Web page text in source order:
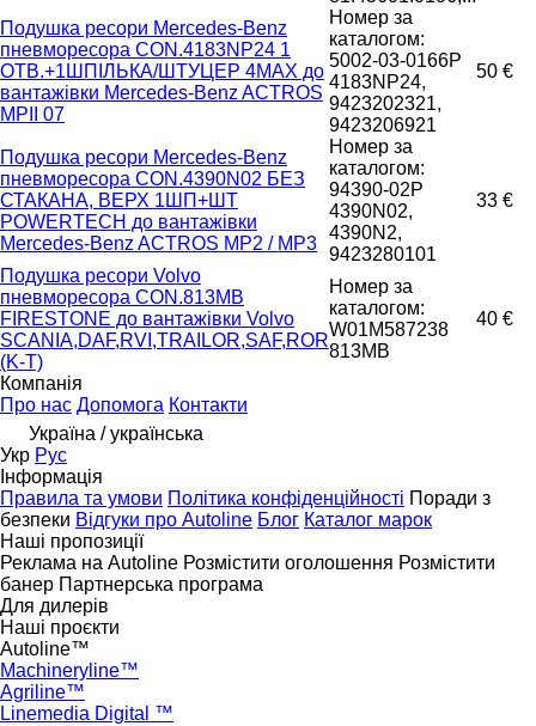
Подушка ресори Mercedes-Benz
пневморесора CON.4183NP24 1
ОТВ.+1ШПІЛЬКА/ШТУЦЕР 4MAX до
вантажівки Mercedes-Benz ACTROS
MPII 07
Номер за
каталогом:
5002-03-0166P
4183NP24,
9423202321,
9423206921
50 €
Подушка ресори Mercedes-Benz
пневморесора CON.4390N02 БЕЗ
СТАКАНА, ВЕРХ 1ШП+ШТ
POWERTECH до вантажівки
Mercedes-Benz ACTROS MP2 / MP3
Номер за
каталогом:
94390-02P
4390N02,
4390N2,
9423280101
33 €
Подушка ресори Volvo
пневморесора CON.813MB
FIRESTONE до вантажівки Volvo
SCANIA,DAF,RVI,TRAILOR,SAF,ROR
(K-T)
Номер за
каталогом:
W01M587238
813MB
40 €
Компанія
Про нас Допомога Контакти
Україна / українська
Укр Рус
Інформація
Правила та умови Політика конфіденційності Поради з
безпеки Відгуки про Autoline Блог Каталог марок
Наші пропозиції
Реклама на Autoline Розмістити оголошення Розмістити
банер Партнерська програма
Для дилерів
Наші проєкти
Autoline™
Machineryline™
Agriline™
Linemedia Digital ™